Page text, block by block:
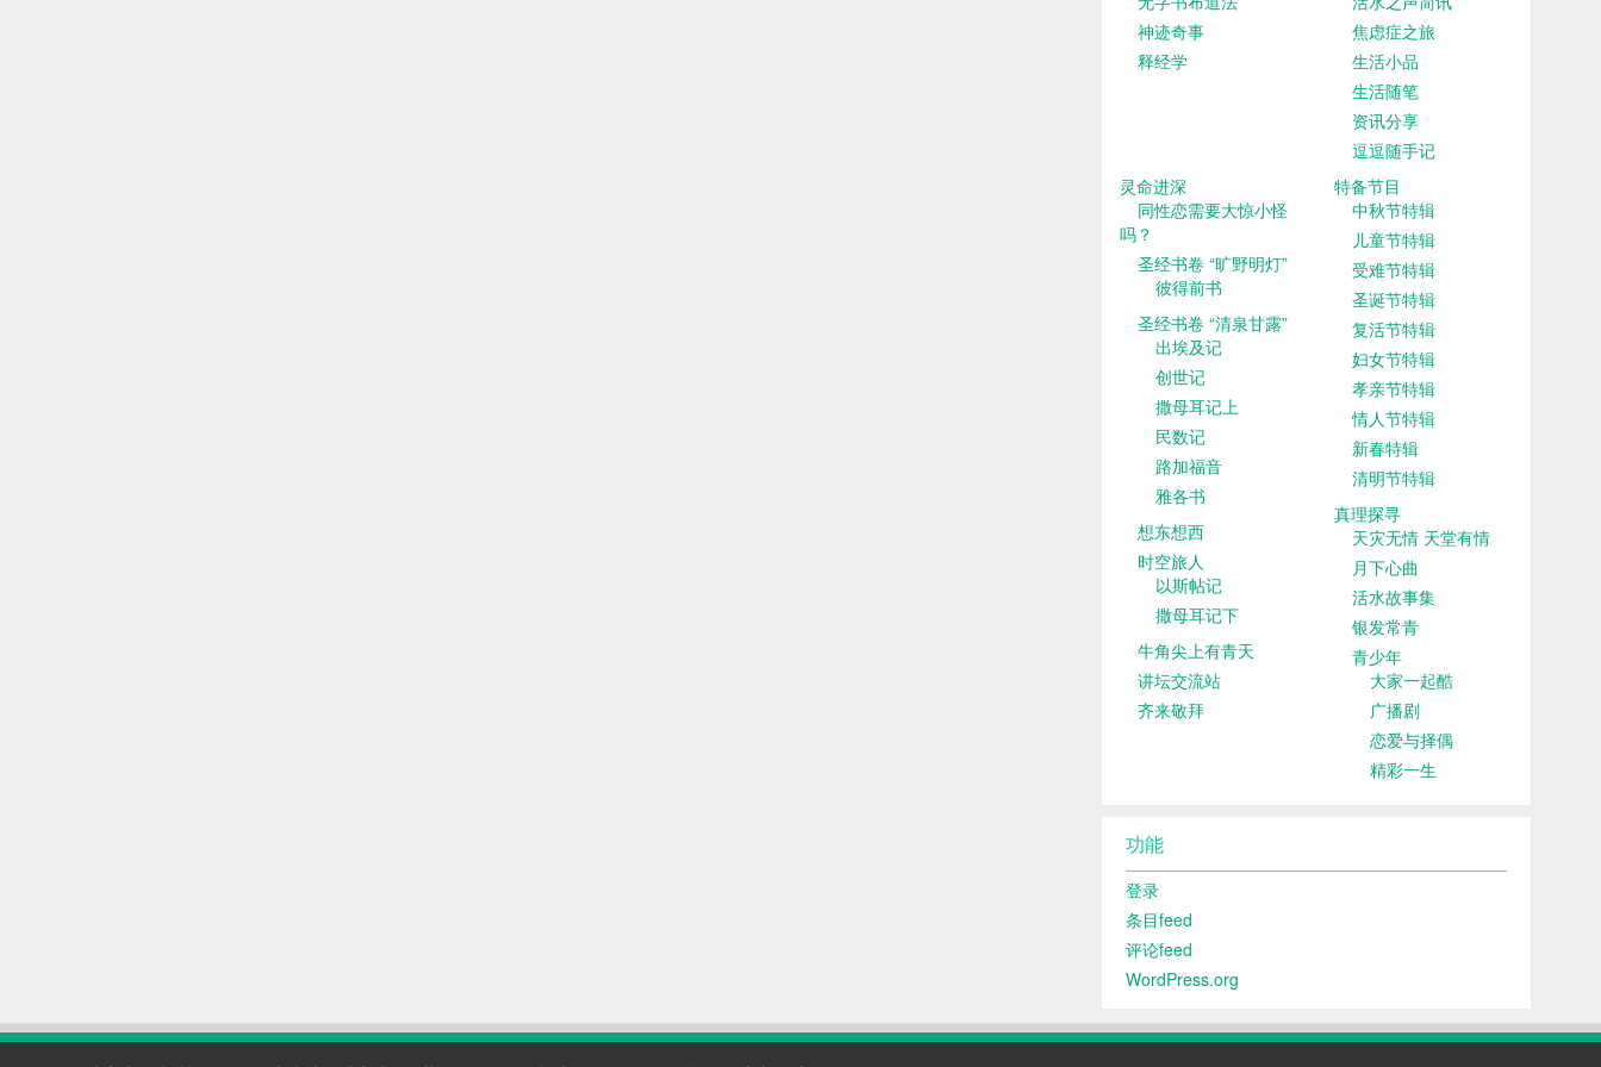
神迹奇事
释经学
焦虑症之旅
生活小品
生活随笔
资讯分享
逗逗随手记
灵命进深
同性恋需要大惊小怪
吗？
圣经书卷 “旷野明灯”
彼得前书
圣经书卷 “清泉甘露”
出埃及记
创世记
撒母耳记上
民数记
路加福音
雅各书
想东想西
时空旅人
以斯帖记
撒母耳记下
牛角尖上有青天
讲坛交流站
齐来敬拜
特备节目
中秋节特辑
儿童节特辑
受难节特辑
圣诞节特辑
复活节特辑
妇女节特辑
孝亲节特辑
情人节特辑
新春特辑
清明节特辑
真理探寻
天灾无情 天堂有情
月下心曲
活水故事集
银发常青
青少年
大家一起酷
广播剧
恋爱与择偶
精彩一生
功能
登录
条目feed
评论feed
WordPress.org